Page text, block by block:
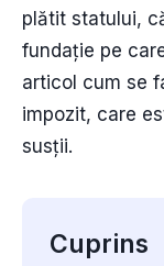
plătit statului,
fundație pe
articol cum se
impozit, care
susții.
Cuprins